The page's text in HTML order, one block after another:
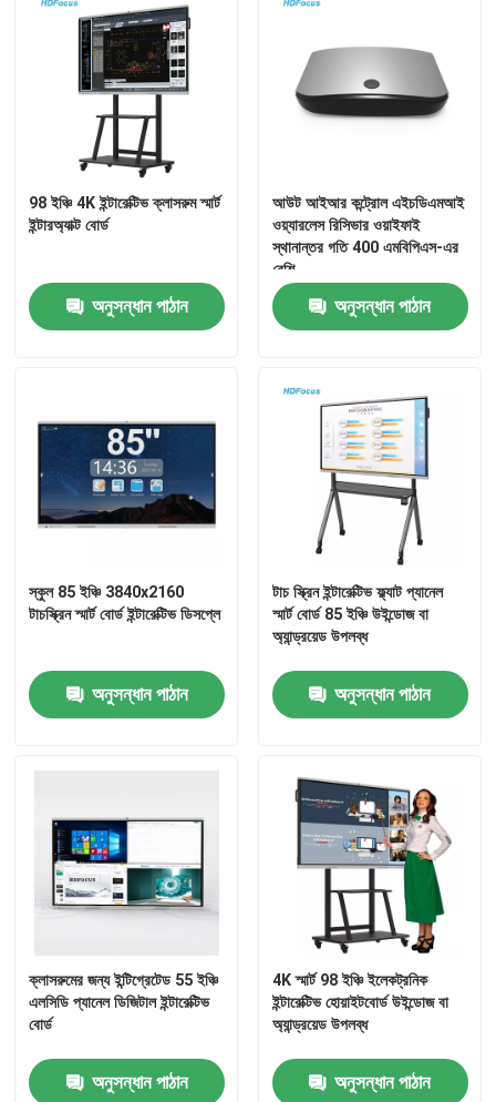
পণ্য
আমাদের সম্পর্কে
কারখানা ভ্রমণ
উদ্ধৃতির জন্য আবেদন
55 ইঞ্চি স্মার্ট বোর্ড
65 ইঞ্চি স্মার্ট বোর্ড
98 ইঞ্চি 4K ইন্টারেক্টিভ ক্লাসরুম স্মার্ট
ইন্টারঅ্যাক্ট বোর্ড
অনুসন্ধান পাঠান
আউট আইআর কন্ট্রোল এইচডিএমআই
ওয়্যারলেস রিসিভার ওয়াইফাই
স্থানান্তর গতি 400 এমবিপিএস-এর
বেশি
অনুসন্ধান পাঠান
স্কুল 85 ইঞ্চি 3840x2160
টাচস্ক্রিন স্মার্ট বোর্ড ইন্টারেক্টিভ ডিসপ্লে
অনুসন্ধান পাঠান
টাচ স্ক্রিন ইন্টারেক্টিভ ফ্ল্যাট প্যানেল
স্মার্ট বোর্ড 85 ইঞ্চি উইন্ডোজ বা
অ্যান্ড্রয়েড উপলব্ধ
অনুসন্ধান পাঠান
ক্লাসরুমের জন্য ইন্টিগ্রেটেড 55 ইঞ্চি
এলসিডি প্যানেল ডিজিটাল ইন্টারেক্টিভ
বোর্ড
অনুসন্ধান পাঠান
4K স্মার্ট 98 ইঞ্চি ইলেকট্রনিক
ইন্টারেক্টিভ হোয়াইটবোর্ড উইন্ডোজ বা
অ্যান্ড্রয়েড উপলব্ধ
অনুসন্ধান পাঠান